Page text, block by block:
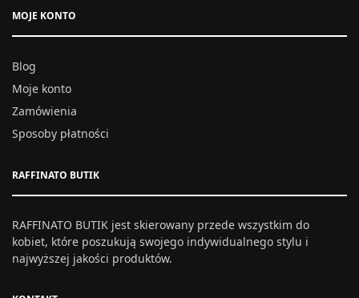
MOJE KONTO
Blog
Moje konto
Zamówienia
Sposoby płatności
RAFFINATO BUTIK
RAFFINATO BUTIK jest skierowany przede wszystkim do
kobiet, które poszukują swojego indywidualnego stylu i
najwyższej jakości produktów.